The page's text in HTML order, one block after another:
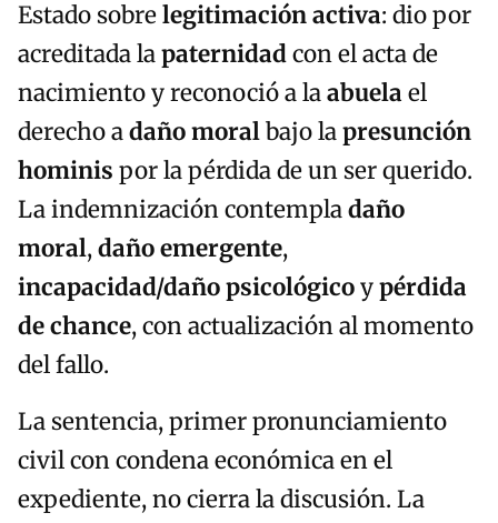
Estado sobrelegitimación activa: dio por
acreditada lapaternidadcon el acta de
nacimiento y reconoció a laabuelael
derecho adaño moralbajo lapresunción
hominis por la pérdida de un ser querido.
La indemnización contempladaño
moral,daño emergente,
incapacidad/daño psicológicoypérdida
de chance, con actualización al momento
del fallo.
La sentencia, primer pronunciamiento
civil con condena económica en el
expediente, no cierra la discusión. La